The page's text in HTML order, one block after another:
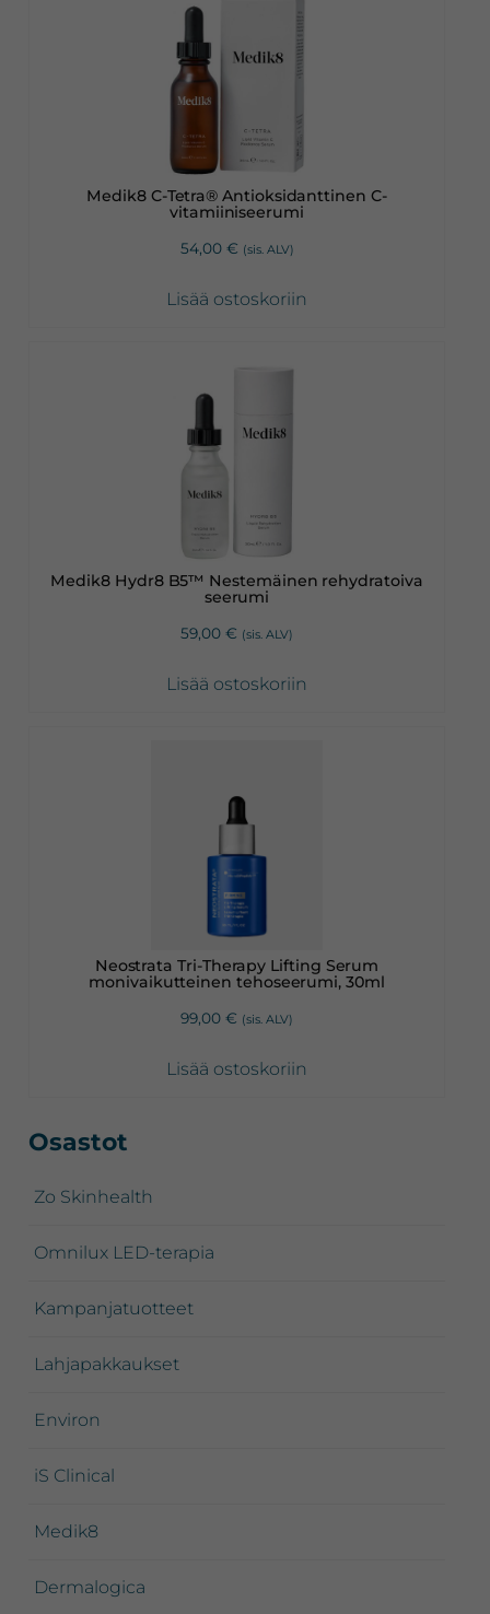
Medik8 C-Tetra® Antioksidanttinen C-
vitamiiniseerumi
54,00 € (sis. ALV)
Lisää ostoskoriin
Medik8 Hydr8 B5™ Nestemäinen rehydratoiva
seerumi
59,00 € (sis. ALV)
Lisää ostoskoriin
Neostrata Tri-Therapy Lifting Serum
monivaikutteinen tehoseerumi, 30ml
99,00 € (sis. ALV)
Lisää ostoskoriin
Ensisijainen
Osastot
Zo Skinhealth
Omnilux LED-terapia
Kampanjatuotteet
Lahjapakkaukset
Environ
iS Clinical
Medik8
Dermalogica